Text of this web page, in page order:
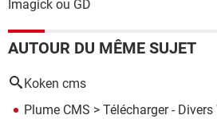
Imagick ou GD
AUTOUR DU MÊME SUJET
Koken cms
Plume CMS > Télécharger -